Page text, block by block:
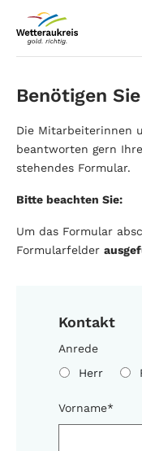
Benötigen
Die Mitarbeiterinnen
beantworten gern
stehendes Formular.
Bitte beachten Sie:
Um das Formular
Formularfelder
Kontakt
Anrede
Herr
Vorname*